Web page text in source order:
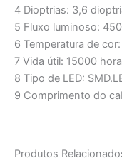
4 Dioptrias: 3,6
5 Fluxo luminoso:
6 Temperatura de
7 Vida útil: 15000
8 Tipo de LED:
9 Comprimento do
Produtos